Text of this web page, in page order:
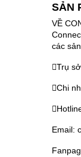
SẢN
VỀ
các
Trụ
Chi
Email: